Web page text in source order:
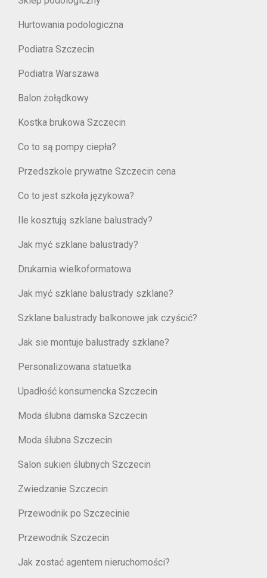
Hurtowania podologiczna
Podiatra Szczecin
Podiatra Warszawa
Balon żołądkowy
Kostka brukowa Szczecin
Co to są pompy ciepła?
Przedszkole prywatne Szczecin cena
Co to jest szkoła językowa?
Ile kosztują szklane balustrady?
Jak myć szklane balustrady?
Drukarnia wielkoformatowa
Jak myć szklane balustrady szklane?
Szklane balustrady balkonowe jak czyścić?
Jak sie montuje balustrady szklane?
Personalizowana statuetka
Upadłość konsumencka Szczecin
Moda ślubna damska Szczecin
Moda ślubna Szczecin
Salon sukien ślubnych Szczecin
Zwiedzanie Szczecin
Przewodnik po Szczecinie
Przewodnik Szczecin
Jak zostać agentem nieruchomości?